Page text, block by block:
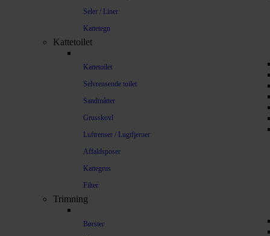
Seler / Liner
Kattetegn
Kattetoilet
Kattetoilet
Selvrensende toilet
Sandmåtter
Grusskovl
Luftrenser / Lugtfjerner
Affaldsposer
Kattegrus
Filter
Trimning
Børster